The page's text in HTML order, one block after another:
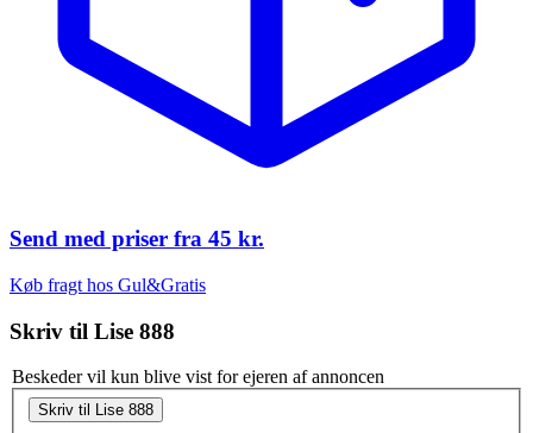
Send med priser fra 45 kr.
Køb fragt hos Gul&Gratis
Skriv til Lise 888
Beskeder vil kun blive vist for ejeren af annoncen
Skriv til Lise 888